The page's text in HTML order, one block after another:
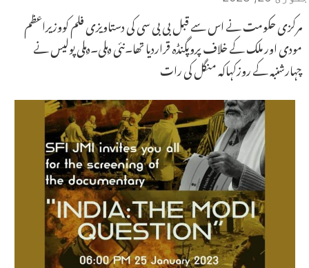
مرکزی حکومت نے اس سے قبل بی بی سی کی دستاویزی فلم کووزیراعظم
مودی اور ملک کے خلاف پروپگنڈہ قراردیا تھا۔نئی دہلی۔دہلی پولیس نے
چہارشنبہ کے روزکہاکہ منگل کی رات